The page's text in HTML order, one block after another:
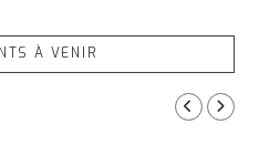
À VENIR